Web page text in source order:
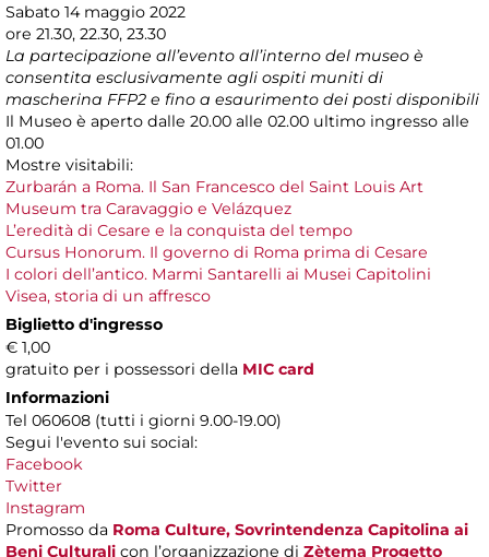
Sabato 14 maggio 2022
ore 21.30, 22.30, 23.30
La partecipazione all’evento all’interno del museo è
consentita esclusivamente agli ospiti muniti di
mascherina FFP2 e fino a esaurimento dei posti disponibili
Il Museo è aperto dalle 20.00 alle 02.00 ultimo ingresso alle
01.00
Mostre visitabili:
Zurbarán a Roma. Il San Francesco del Saint Louis Art
Museum tra Caravaggio e Velázquez
L’eredità di Cesare e la conquista del tempo
Cursus Honorum. Il governo di Roma prima di Cesare
I colori dell’antico. Marmi Santarelli ai Musei Capitolini
Visea, storia di un affresco
Biglietto d'ingresso
€ 1,00
gratuito per i possessori della MIC card
Informazioni
Tel 060608 (tutti i giorni 9.00-19.00)
Segui l'evento sui social:
Facebook
Twitter
Instagram
Promosso da Roma Culture, Sovrintendenza Capitolina ai
Beni Culturali con l’organizzazione di Zètema Progetto